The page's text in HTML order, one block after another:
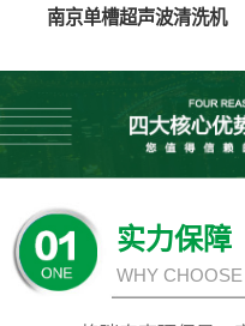
南京单槽超声波清洗机
实力保障
WHY